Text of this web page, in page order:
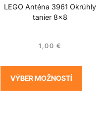
LEGO Anténa 3961 Okrúhly
tanier 8×8
1,00 €
VÝBER MOŽNOSTÍ